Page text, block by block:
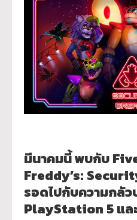
มีนาคมนี้ พบกับ
Freddy’s:
รอดไปกับความกลัว
PlayStation 5 แ